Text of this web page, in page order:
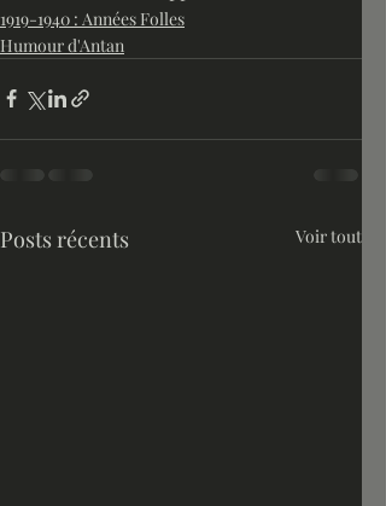
1919-1940 : Années Folles
Humour d'Antan
Posts récents Voir tout